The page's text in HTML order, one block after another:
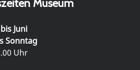
Juni
Sonntag
Uhr